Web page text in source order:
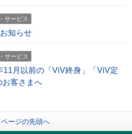
サービス
知らせ
サービス
11月以前の「ViV終身」「ViV定
お客さまへ
ページの先頭へ